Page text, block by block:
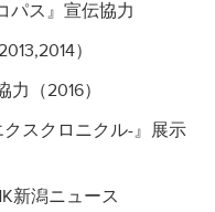
パス』宣伝協力
）
（2016）
クスクロニクル-』展示
新潟ニュース